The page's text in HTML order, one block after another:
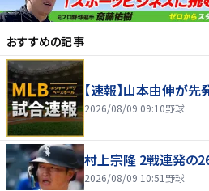
おすすめの記事
【速報】山本由伸が先
2026/08/09 09:10野球
村上宗隆 2戦連発の
2026/08/09 10:51 野球